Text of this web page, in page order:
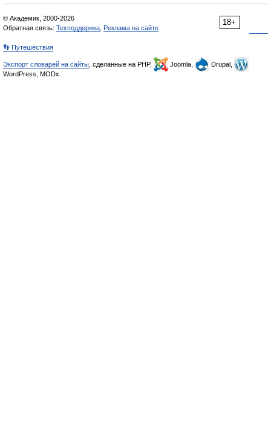
18+
© Академик, 2000-2026
Обратная связь: Техподдержка Реклама на сайте
👣 Путешествия
Экспорт словарей на сайты , сделанные на PHP, Joomla,
Drupal,
WordPress, MODx.